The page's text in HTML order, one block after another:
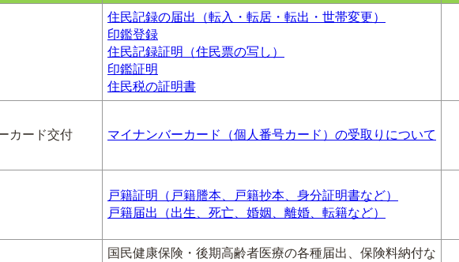
住民記録の届出（転入・転居・転出・世帯変更）
印鑑登録
住民記録証明（住民票の写し）
印鑑証明
住民税の証明書
カード交付 マイナンバーカード（個人番号カード）の受取りについて
戸籍証明（戸籍謄本、戸籍抄本、身分証明書など）
戸籍届出（出生、死亡、婚姻、離婚、転籍など）
国民健康保険・後期高齢者医療の各種届出、保険料納付な